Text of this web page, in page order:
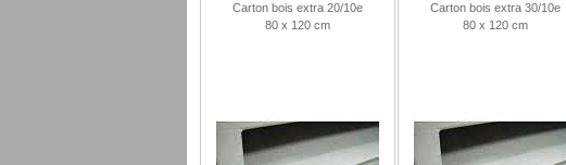
Carton bois extra 20/10e
80 x 120 cm
Carton bois extra 30/10e
80 x 120 cm